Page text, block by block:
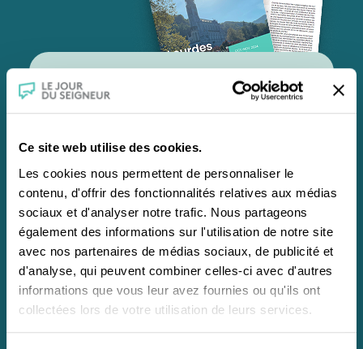
Ce site web utilise des cookies.
Les cookies nous permettent de personnaliser le
contenu, d'offrir des fonctionnalités relatives aux médias
sociaux et d'analyser notre trafic. Nous partageons
également des informations sur l'utilisation de notre site
avec nos partenaires de médias sociaux, de publicité et
d'analyse, qui peuvent combiner celles-ci avec d'autres
informations que vous leur avez fournies ou qu'ils ont
collectées lors de votre utilisation de leurs services.
Pour s'abonner
par courrier
CFRT /Le Jour du Seigneur
Abonnement Bulletin
45 bis, rue de la Glacière
75013 Paris
Je télécharge le bon
d'abonnement